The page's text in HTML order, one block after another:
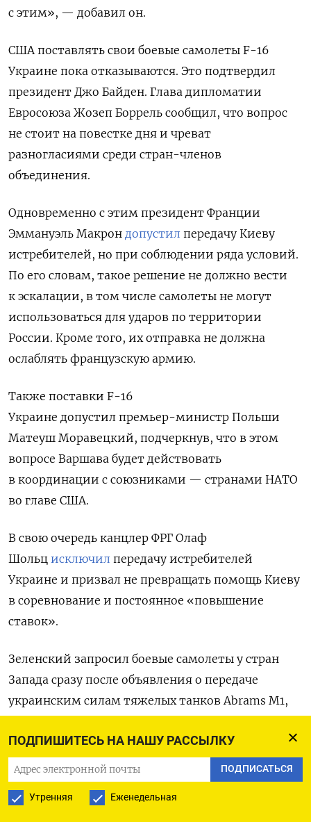
ПОДПИШИТЕСЬ НА НАШУ РАССЫЛКУ
ПОДПИСАТЬСЯ
Утренняя Еженедельная
с этим», — добавил он.
США поставлять свои боевые самолеты F-16
Украине пока отказываются. Это подтвердил
президент Джо Байден. Глава дипломатии
Евросоюза Жозеп Боррель сообщил, что вопрос
не стоит на повестке дня и чреват
разногласиями среди стран-членов
объединения.
Одновременно с этим президент Франции
Эммануэль Макрон допустил передачу Киеву
истребителей, но при соблюдении ряда условий.
По его словам, такое решение не должно вести
к эскалации, в том числе самолеты не могут
использоваться для ударов по территории
России. Кроме того, их отправка не должна
ослаблять французскую армию.
Также поставки F-16
Украине допустил премьер-министр Польши
Матеуш Моравецкий, подчеркнув, что в этом
вопросе Варшава будет действовать
в координации с союзниками — странами НАТО
во главе США.
В свою очередь канцлер ФРГ Олаф
Шольц исключил передачу истребителей
Украине и призвал не превращать помощь Киеву
в соревнование и постоянное «повышение
ставок».
Зеленский запросил боевые самолеты у стран
Запада сразу после объявления о передаче
украинским силам тяжелых танков Abrams M1,
Юрия Игната, для защиты неба Украине
нужно около 200 истребителей: до пяти бригад,
каждая из которых будет насчитывать по три
эскадрильи. Приоритетом являются